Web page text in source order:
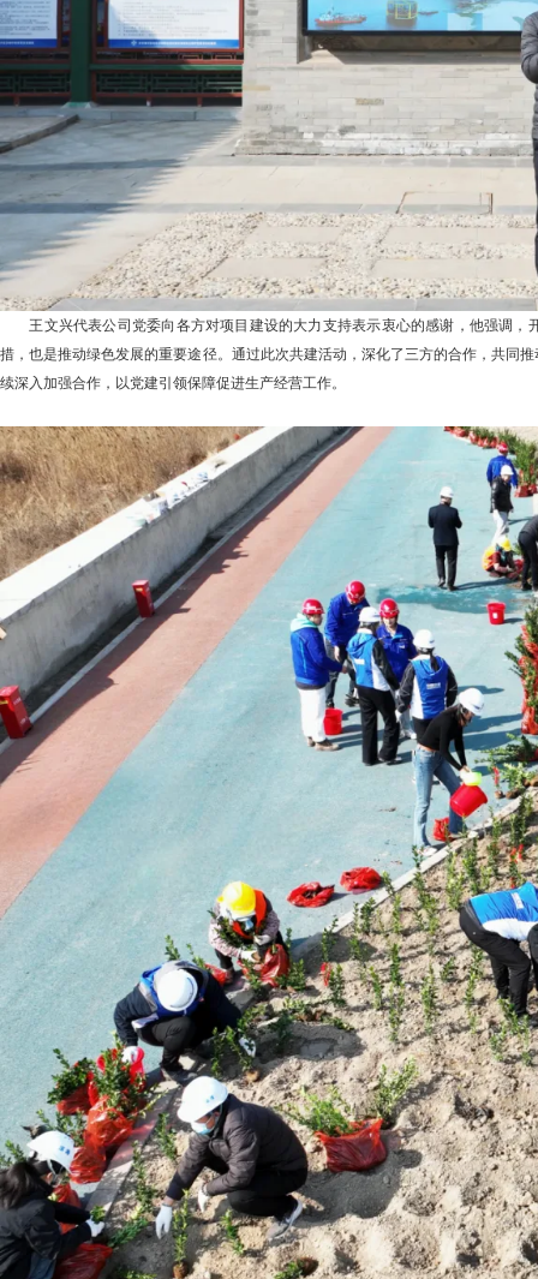
王文兴代表公司党委向各方对项目建设的大力支持表示衷心的感谢，他强调，
措，也是推动绿色发展的重要途径。通过此次共建活动，深化了三方的合作，共同
续深入加强合作，以党建引领保障促进生产经营工作。